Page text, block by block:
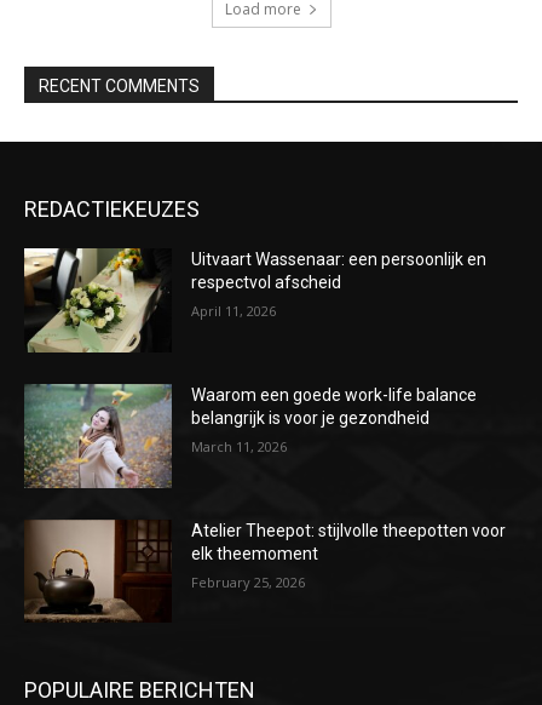
Load more
RECENT COMMENTS
REDACTIEKEUZES
Uitvaart Wassenaar: een persoonlijk en
respectvol afscheid
April 11, 2026
Waarom een goede work-life balance
belangrijk is voor je gezondheid
March 11, 2026
Atelier Theepot: stijlvolle theepotten voor
elk theemoment
February 25, 2026
POPULAIRE BERICHTEN